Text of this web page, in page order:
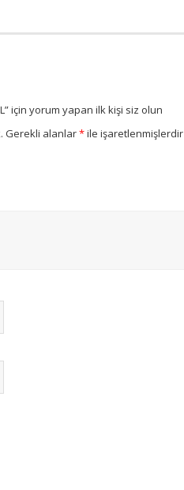
için yorum yapan ilk kişi siz olun
Gerekli alanlar*ile işaretlenmişlerdir